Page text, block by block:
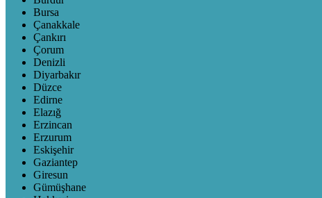
Bursa
Çanakkale
Çankırı
Çorum
Denizli
Diyarbakır
Düzce
Edirne
Elazığ
Erzincan
Erzurum
Eskişehir
Gaziantep
Giresun
Gümüşhane